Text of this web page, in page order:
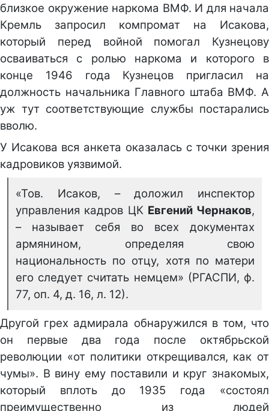
близкое окружение наркома ВМФ. И для начала
Кремль запросил компромат на Исакова,
который перед войной помогал Кузнецову
осваиваться с ролью наркома и которого в
конце 1946 года Кузнецов пригласил на
должность начальника Главного штаба ВМФ. А
уж тут соответствующие службы постарались
вволю.
У Исакова вся анкета оказалась с точки зрения
кадровиков уязвимой.
«Тов. Исаков, – доложил инспектор
управления кадров ЦК Евгений Чернаков,
– называет себя во всех документах
армянином, определяя свою
национальность по отцу, хотя по матери
его следует считать немцем» (РГАСПИ, ф.
77, оп. 4, д. 16, л. 12).
Другой грех адмирала обнаружился в том, что
он первые два года после октябрьской
революции «от политики открещивался, как от
чумы». В вину ему поставили и круг знакомых,
который вплоть до 1935 года «состоял
преимущественно из людей